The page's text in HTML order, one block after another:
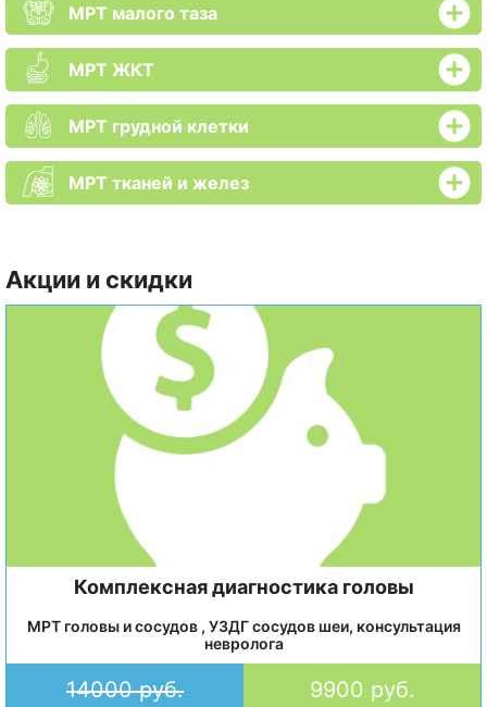
МРТ малого таза
МРТ ЖКТ
МРТ грудной клетки
МРТ тканей и желез
Акции и скидки
Комплексная диагностика головы
МРТ головы и сосудов , УЗДГ сосудов шеи, консультация
невролога
14000 руб. 9900 руб.